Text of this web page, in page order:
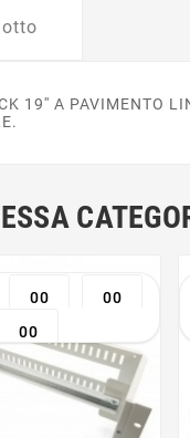
19'' A PAVIMENTO
00
00
00